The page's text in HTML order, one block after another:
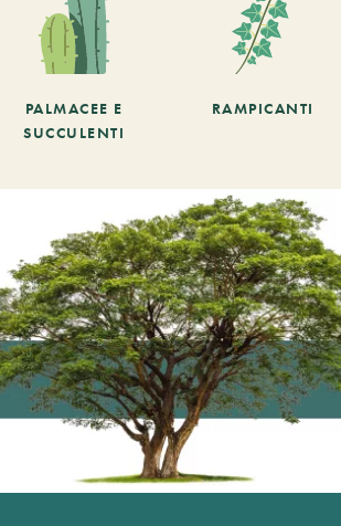
PALMACEE E
SUCCULENTI
RAMPICANTI